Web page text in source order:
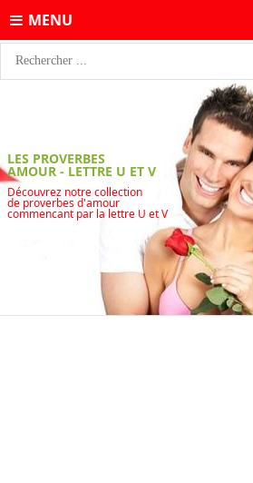
MENU
LES PROVERBES
AMOUR - LETTRE U ET V
Découvrez notre collection
de proverbes d'amour
commencant par la lettre U et V